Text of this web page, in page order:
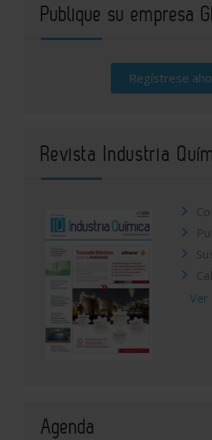
Publique su empresa
Regístrese
Revista Industria
Ver
Agenda